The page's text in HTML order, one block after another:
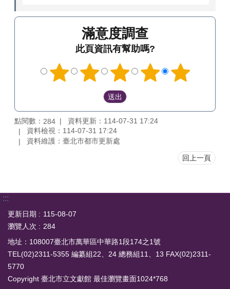
滿意度調查
此頁資訊有幫助嗎?
點閱數： 284
資料更新：114-07-31 17:24
資料檢視：114-07-31 17:24
資料維護：臺北市都市更新處
回上一頁
:::
更新日期
115-08-07
瀏覽人次
284
地址：108007臺北市萬華區中華路1段174之1號
TEL(02)2311-5355 編纂組22、24 總務組11、13 FAX(02)2311-
5770
Copyright 臺北市立文獻館 最佳瀏覽畫面1024*768